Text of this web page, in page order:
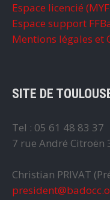
Espace licencié
Espace support
Mentions légales et
SITE DE
Tel : 05 61 48 83 37
7 rue André Citroën
Christian PRIVAT